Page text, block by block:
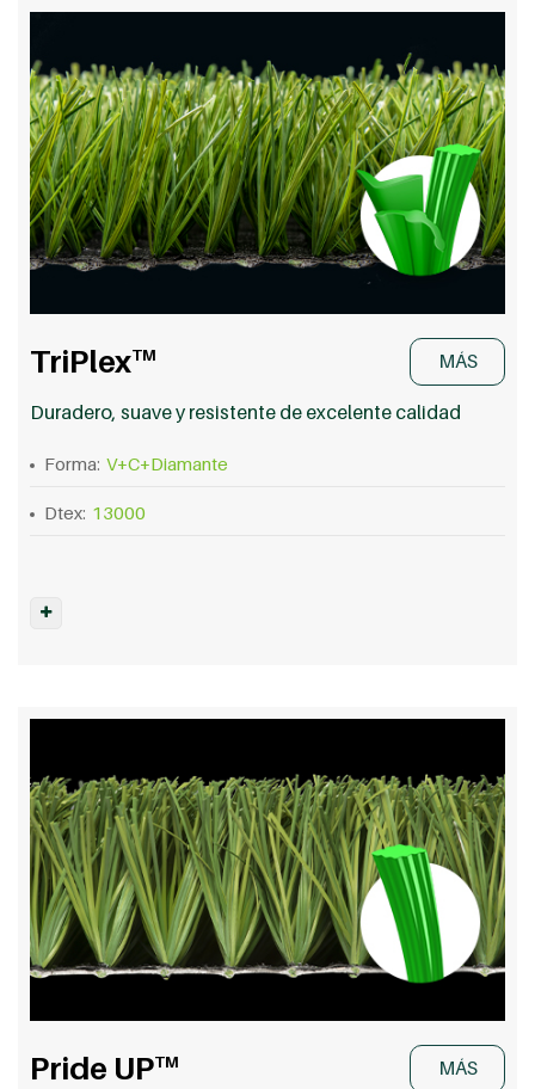
TriPlexTM MÁS
Duradero, suave y resistente de excelente calidad
Forma: V+C+Diamante
Dtex: 13000
Pride UPTM MÁS